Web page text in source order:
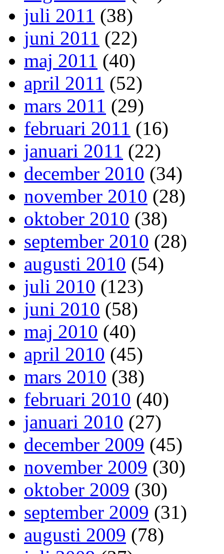
juli 2011 (38)
juni 2011 (22)
maj 2011 (40)
april 2011 (52)
mars 2011 (29)
februari 2011 (16)
januari 2011 (22)
december 2010 (34)
november 2010 (28)
oktober 2010 (38)
september 2010 (28)
augusti 2010 (54)
juli 2010 (123)
juni 2010 (58)
maj 2010 (40)
april 2010 (45)
mars 2010 (38)
februari 2010 (40)
januari 2010 (27)
december 2009 (45)
november 2009 (30)
oktober 2009 (30)
september 2009 (31)
augusti 2009 (78)